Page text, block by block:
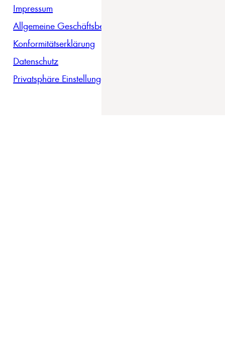
Impressum
Allgemeine Geschäftsbedingungen
Konformitätserklärung
Datenschutz
Privatsphäre Einstellungen